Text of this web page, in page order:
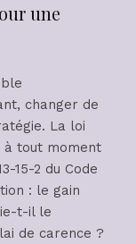
une
changer de
La loi
tout moment
15-2 du Code
: le gain
t-il le
de carence ?